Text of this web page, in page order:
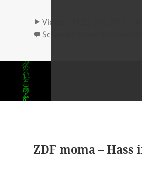
Format
Video
Schreibe einen Kommentar
ZDF moma –